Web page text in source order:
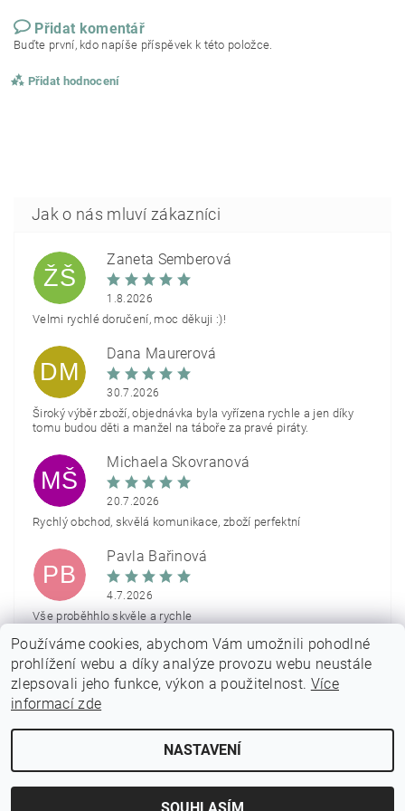
Přidat komentář
Buďte první, kdo napíše příspěvek k této položce.
Přidat hodnocení
ŽŠ
Žaneta Šemberová
1.8.2026
Velmi rychlé doručení, moc děkuji :)!
DM
Dana Maurerová
30.7.2026
Široký výběr zboží, objednávka byla vyřízena rychle a jen díky
tomu budou děti a manžel na táboře za pravé piráty.
MŠ
Michaela Škovranová
20.7.2026
Rychlý obchod, skvělá komunikace, zboží perfektní
PB
Pavla Bařinová
4.7.2026
Vše proběhhlo skvěle a rychle
Zobrazit další hodnocení
2026 © PARTYON.cz, všechna práva vyhrazena
Vytvořil Shoptet
Používáme cookies, abychom Vám umožnili pohodlné
prohlížení webu a díky analýze provozu webu neustále
zlepsovali jeho funkce, výkon a použitelnost. Více
informací zde
NASTAVENÍ